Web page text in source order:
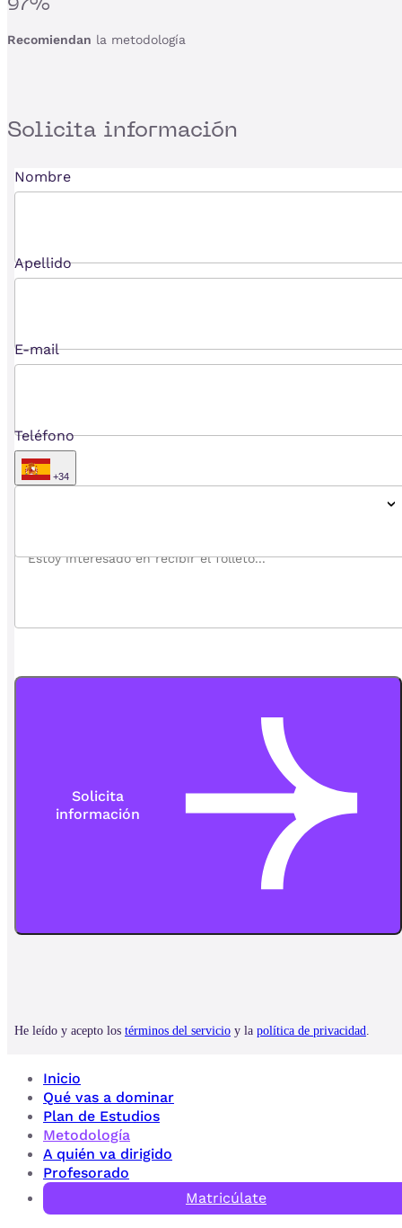
Recomiendan la metodología
Solicita información
Inicio
Qué vas a dominar
Plan de Estudios
Metodología
A quién va dirigido
Profesorado
Matricúlate